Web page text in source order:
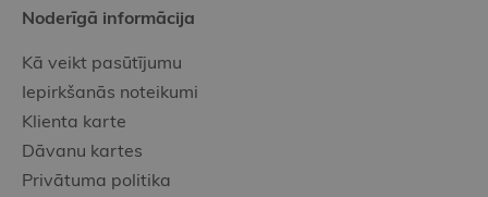
Noderīgā informācija
Kā veikt pasūtījumu
Iepirkšanās noteikumi
Klienta karte
Dāvanu kartes
Privātuma politika